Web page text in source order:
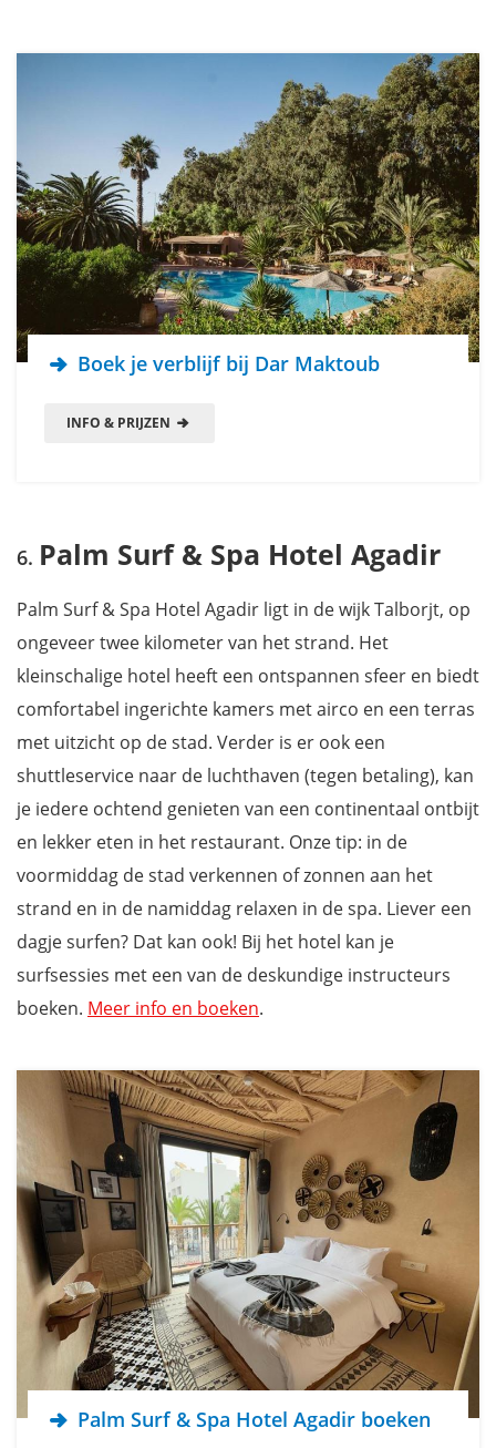
Boek je verblijf bij Dar Maktoub
INFO & PRIJZEN
Palm Surf & Spa Hotel Agadir
Palm Surf & Spa Hotel Agadir ligt in de wijk Talborjt, op
ongeveer twee kilometer van het strand. Het
kleinschalige hotel heeft een ontspannen sfeer en biedt
comfortabel ingerichte kamers met airco en een terras
met uitzicht op de stad. Verder is er ook een
shuttleservice naar de luchthaven (tegen betaling), kan
je iedere ochtend genieten van een continentaal ontbijt
en lekker eten in het restaurant. Onze tip: in de
voormiddag de stad verkennen of zonnen aan het
strand en in de namiddag relaxen in de spa. Liever een
dagje surfen? Dat kan ook! Bij het hotel kan je
surfsessies met een van de deskundige instructeurs
boeken. Meer info en boeken.
Palm Surf & Spa Hotel Agadir boeken